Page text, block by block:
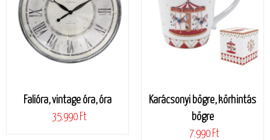
Falióra, vintage óra, óra
35.990 Ft
Karácsonyi bögre, körhintás
bögre
7.990 Ft